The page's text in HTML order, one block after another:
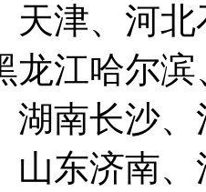
天津、河
龙江哈尔
湖南长沙
山东济南